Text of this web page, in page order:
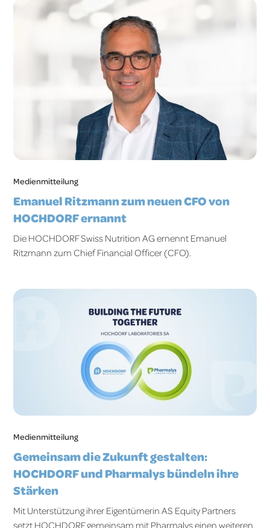
Medienmitteilung
Emanuel Ritzmann zum neuen CFO von
HOCHDORF ernannt
Die HOCHDORF Swiss Nutrition AG ernennt Emanuel
Ritzmann zum Chief Financial Officer (CFO).
Medienmitteilung
Gemeinsam die Zukunft gestalten:
HOCHDORF und Pharmalys bündeln ihre
Stärken
Mit Unterstützung ihrer Eigentümerin AS Equity Partners
setzt HOCHDORF gemeinsam mit Pharmalys einen weiteren